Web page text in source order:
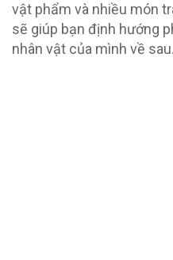
vật phẩm và nhiều món
sẽ giúp bạn định hướng
nhân vật của mình về sau.